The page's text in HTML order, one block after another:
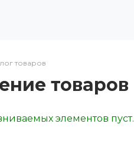
товаров
товаров
элементов пуст.